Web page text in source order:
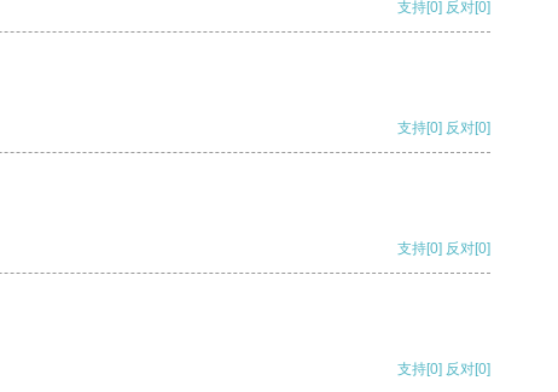
支持[0] 反对[0]
支持[0] 反对[0]
支持[0] 反对[0]
支持[0] 反对[0]